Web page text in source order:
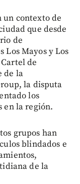
un contexto de
que desde
de
Los Mayos y Los
de
de la
la disputa
los
en la región.
grupos han
blindados e
de la